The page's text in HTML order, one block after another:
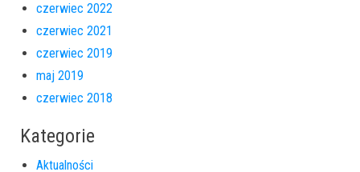
czerwiec 2022
czerwiec 2021
czerwiec 2019
maj 2019
czerwiec 2018
Kategorie
Aktualności